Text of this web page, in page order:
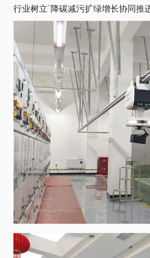
行业树立“降碳减污扩绿增长协同推